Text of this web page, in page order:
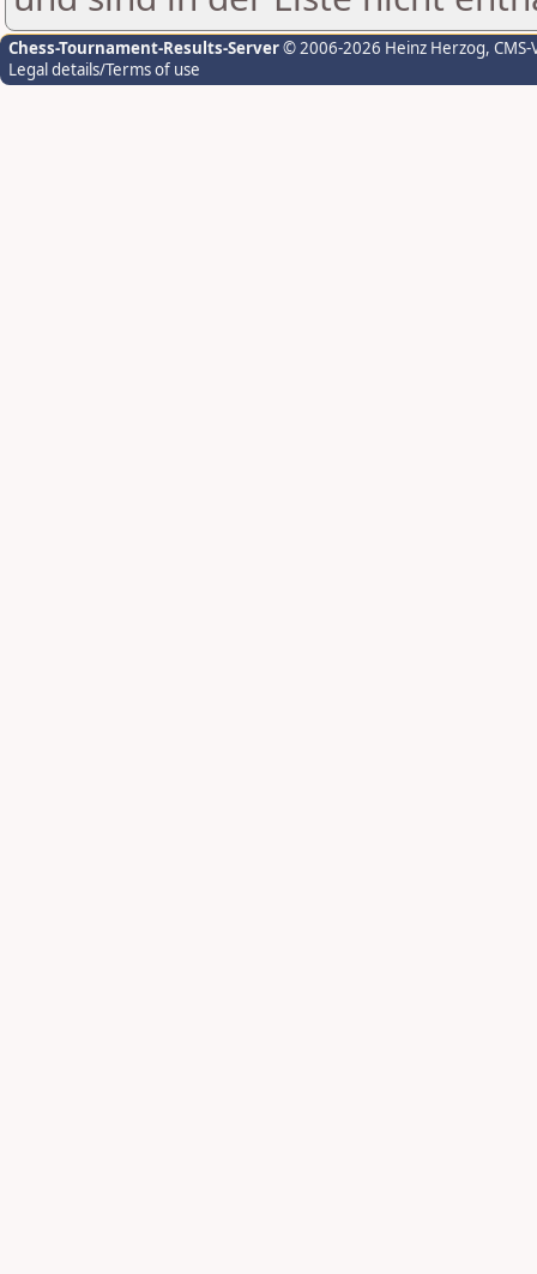
Chess-Tournament-Results-Server© 2006-2026 Heinz Herzog,
Legal details/Terms of use